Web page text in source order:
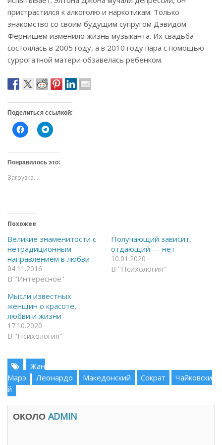
пристрастился к алкоголю и наркотикам. Только
знакомство со своим будущим супругом Дэвидом
Фернишем изменило жизнь музыканта. Их свадьба
состоялась в 2005 году, а в 2010 году пара с помощью
суррогатной матери обзавелась ребенком.
Поделиться ссылкой:
Н
а
и
т
е
ч
о
к
ы
т
ь
н
а
F
a
c
b
o
k
(
О
т
к
в
т
с
н
о
в
Н
а
и
т
е
л
и
т
ь
с
в
T
l
g
r
a
(
О
а
е
я
в
н
Понравилось это:
Загрузка...
Похожее
Великие знаменитости с
нетрадиционным
направлением в любви
04.11.2016
В "Интересное"
Получающий зависит,
отдающий — нет
10.01.2020
В "Психология"
Мысли известных
женщин о красоте,
любви и жизни
17.10.2020
В "Психология"
Жан
Марэ
Леонардо Македонский Сократ
Чайковски
й
ОКОЛО ADMIN